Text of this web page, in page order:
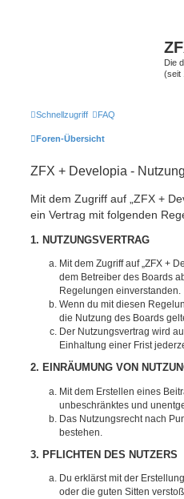
Die
(seit
Schnellzugriff FAQ
Foren-Übersicht
ZFX + Developia -
Mit dem Zugriff auf „ZFX +
ein Vertrag mit folgenden
1. NUTZUNGSVERTRAG
Mit dem Zugriff auf „ZFX +
dem Betreiber des Boards
Regelungen einverstanden.
Wenn du mit diesen
die Nutzung des Boards
Der Nutzungsvertrag wird
Einhaltung einer Frist
2. EINRÄUMUNG VON
Mit dem Erstellen eines
unbeschränktes und
Das Nutzungsrecht nach
bestehen.
3. PFLICHTEN DES NUTZERS
Du erklärst mit der
oder die guten Sitten